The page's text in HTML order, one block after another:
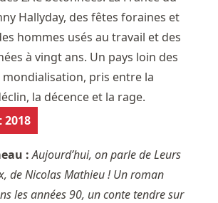
Hallyday, des fêtes foraines et
hommes usés au travail et des
à vingt ans. Un pays loin des
pris entre la
la décence et la rage.
:Aujourd’hui, on parle de Leurs
de Nicolas Mathieu ! Un roman
les années 90, un conte tendre sur